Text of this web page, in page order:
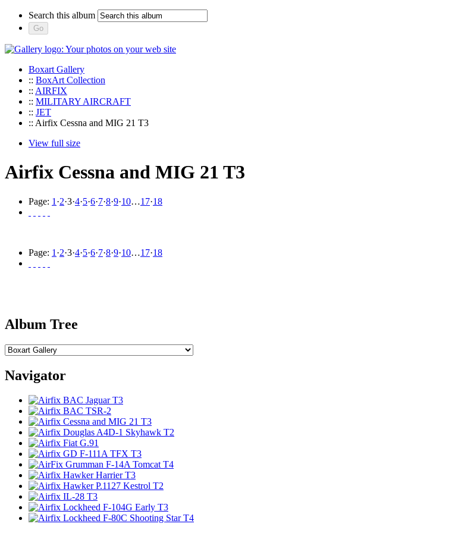
Search this album
Boxart Gallery
:: BoxArt Collection
:: AIRFIX
:: MILITARY AIRCRAFT
:: JET
:: Airfix Cessna and MIG 21 T3
View full size
Airfix Cessna and MIG 21 T3
Page: 1 ·2·3·4·5·6·7·8·9·10…17·18
Page: 1 ·2·3·4·5·6·7·8·9·10…17·18
Album Tree
Navigator